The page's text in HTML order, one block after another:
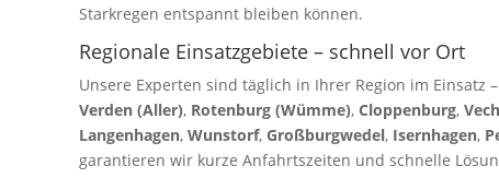
Starkregen entspannt bleiben können.
Regionale Einsatzgebiete – schnell vor Ort
Unsere Experten sind täglich in Ihrer Region im Einsatz
Verden (Aller), Rotenburg (Wümme), Cloppenburg,
Langenhagen, Wunstorf, Großburgwedel, Isernhagen,
garantieren wir kurze Anfahrtszeiten und schnelle